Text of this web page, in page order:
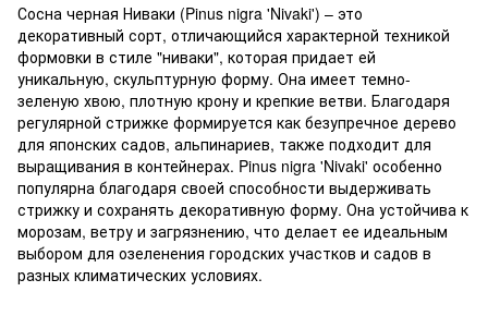
Сосна черная Ниваки (Pinus nigra 'Nivaki') – это
декоративный сорт, отличающийся характерной техникой
формовки в стиле "ниваки", которая придает ей
уникальную, скульптурную форму. Она имеет темно-
зеленую хвою, плотную крону и крепкие ветви. Благодаря
регулярной стрижке формируется как безупречное дерево
для японских садов, альпинариев, также подходит для
выращивания в контейнерах. Pinus nigra 'Nivaki' особенно
популярна благодаря своей способности выдерживать
стрижку и сохранять декоративную форму. Она устойчива к
морозам, ветру и загрязнению, что делает ее идеальным
выбором для озеленения городских участков и садов в
разных климатических условиях.